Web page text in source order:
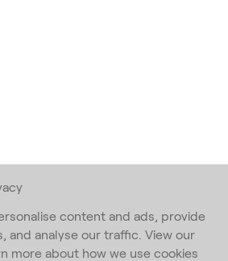
content and ads, provide
and analyse our traffic. View our
more about how we use cookies